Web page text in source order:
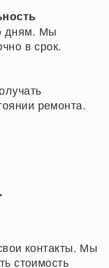
дням. Мы
в срок.
ремонта.
контакты. Мы
стоимость